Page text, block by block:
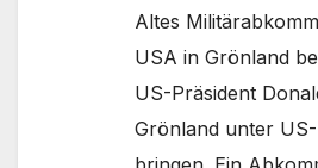
Altes
USA in Grönland
US-Präsident
Grönland unter